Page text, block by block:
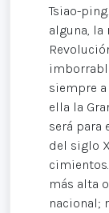
Tsiao-
alguna, la
siempre
ella la
será para
del siglo
más alta
nacional;